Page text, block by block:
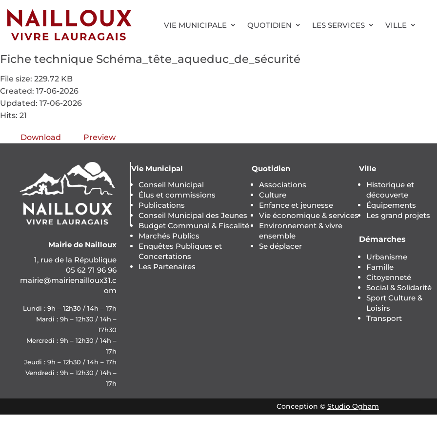
VIE MUNICIPALE QUOTIDIEN LES SERVICES VILLE
Fiche technique Schéma_tête_aqueduc_de_sécurité
File size: 229.72 KB
Created: 17-06-2026
Updated: 17-06-2026
Hits: 21
Download Preview
Mairie de Nailloux
1, rue de la République
05 62 71 96 96
mairie@mairienailloux31.c
om
Lundi : 9h – 12h30 / 14h – 17h
Mardi : 9h – 12h30 / 14h –
17h30
Mercredi : 9h – 12h30 / 14h –
17h
Jeudi : 9h – 12h30 / 14h – 17h
Vendredi : 9h – 12h30 / 14h –
17h
Vie Municipal
Conseil Municipal
Élus et commissions
Publications
Conseil Municipal des Jeunes
Budget Communal & Fiscalité
Marchés Publics
Enquêtes Publiques et
Concertations
Les Partenaires
Quotidien
Associations
Culture
Enfance et jeunesse
Vie économique & services
Environnement & vivre
ensemble
Se déplacer
Ville
Historique et
découverte
Équipements
Les grand projets
Démarches
Urbanisme
Famille
Citoyenneté
Social & Solidarité
Sport Culture &
Loisirs
Transport
Conception © Studio Ogham